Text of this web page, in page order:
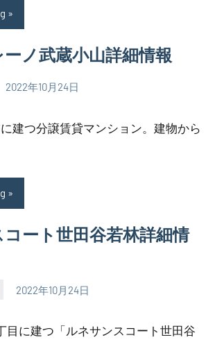
ノ武蔵小山詳細情報
2022年10月24日
建つ分譲賃貸マンション。建物から
ート世田谷若林詳細情
2022年10月24日
目に建つ「ルネサンスコート世田谷